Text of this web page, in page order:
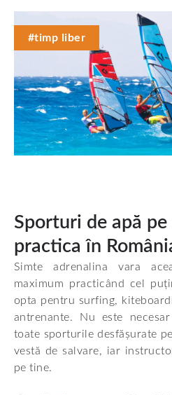
#timp liber
Sporturi de apă
practica în
Simte adrenalina vara
maximum practicând cel
opta pentru surfing,
antrenante. Nu este
toate sporturile desfășurate
vestă de salvare, iar
pe tine.